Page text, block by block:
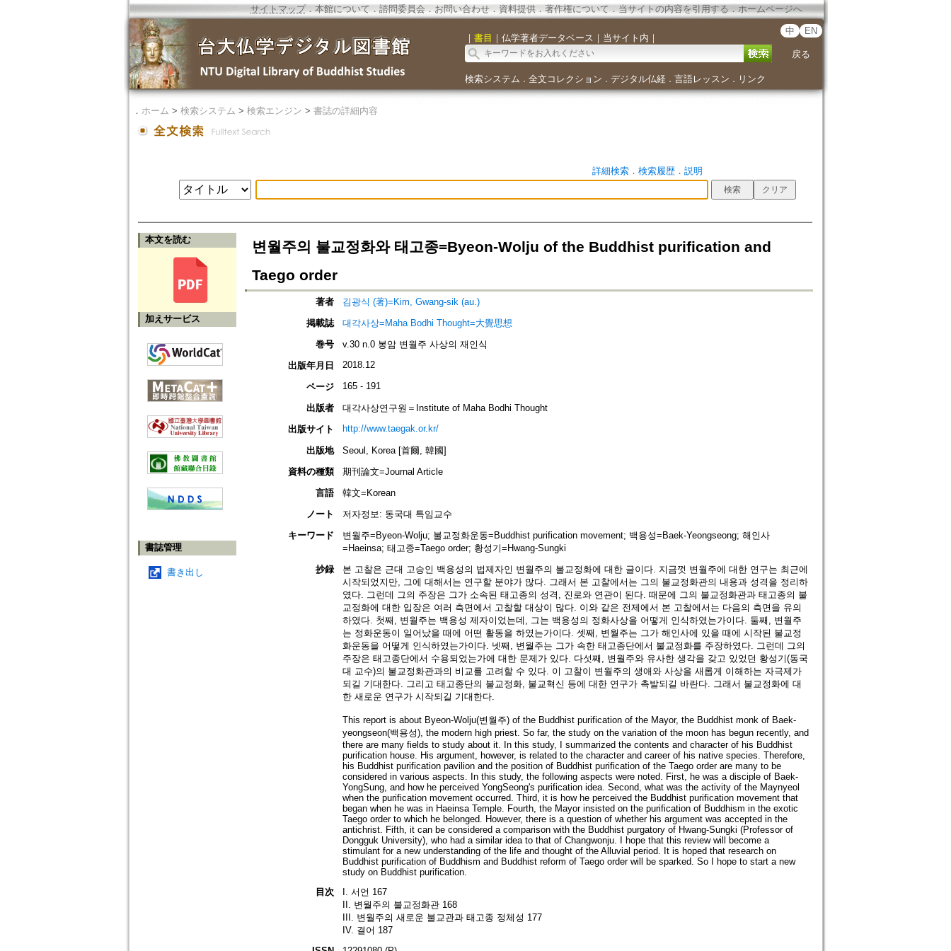
サイトマップ．本館について ． 諮問委員会． お問い合わせ． 資料提供． 著作権について．当サイトの内容を引用する ． ホームページへ
｜ 書目 ｜ 仏学著者データベース ｜ 当サイト内 ｜
中 EN
戻る
検索システム ． 全文コレクション ． デジタル仏経． 言語レッスン ． リンク
． ホーム > 検索システム > 検索エンジン > 書誌の詳細内容
詳細検索． 検索履歴． 説明
本文を読む
加えサービス
書誌管理
書き出し
변월주의 불교정화와 태고종=Byeon-Wolju of the Buddhist purification and
Taego order
著者
김광식 (著)=Kim, Gwang-sik (au.)
掲載誌
대각사상=Maha Bodhi Thought=大覺思想
巻号
v.30 n.0 봉암 변월주 사상의 재인식
出版年月日
2018.12
ページ 165 - 191
出版者
대각사상연구원＝Institute of Maha Bodhi Thought
出版サイト
http://www.taegak.or.kr/
出版地
Seoul, Korea [首爾, 韓國]
資料の種類
期刊論文=Journal Article
言語
韓文=Korean
ノート
저자정보: 동국대 특임교수
キーワード
변월주=Byeon-Wolju; 불교정화운동=Buddhist purification movement; 백용성=Baek-Yeongseong; 해인사
=Haeinsa; 태고종=Taego order; 황성기=Hwang-Sungki
抄録
본 고찰은 근대 고승인 백용성의 법제자인 변월주의 불교정화에 대한 글이다. 지금껏 변월주에 대한 연구는 최근에
시작되었지만, 그에 대해서는 연구할 분야가 많다. 그래서 본 고찰에서는 그의 불교정화관의 내용과 성격을 정리하
였다. 그런데 그의 주장은 그가 소속된 태고종의 성격, 진로와 연관이 된다. 때문에 그의 불교정화관과 태고종의 불
교정화에 대한 입장은 여러 측면에서 고찰할 대상이 많다. 이와 같은 전제에서 본 고찰에서는 다음의 측면을 유의
하였다. 첫째, 변월주는 백용성 제자이었는데, 그는 백용성의 정화사상을 어떻게 인식하였는가이다. 둘째, 변월주
는 정화운동이 일어났을 때에 어떤 활동을 하였는가이다. 셋째, 변월주는 그가 해인사에 있을 때에 시작된 불교정
화운동을 어떻게 인식하였는가이다. 넷째, 변월주는 그가 속한 태고종단에서 불교정화를 주장하였다. 그런데 그의
주장은 태고종단에서 수용되었는가에 대한 문제가 있다. 다섯째, 변월주와 유사한 생각을 갖고 있었던 황성기(동국
대 교수)의 불교정화관과의 비교를 고려할 수 있다. 이 고찰이 변월주의 생애와 사상을 새롭게 이해하는 자극제가
되길 기대한다. 그리고 태고종단의 불교정화, 불교혁신 등에 대한 연구가 촉발되길 바란다. 그래서 불교정화에 대
한 새로운 연구가 시작되길 기대한다.
This report is about Byeon-Wolju(변월주) of the Buddhist purification of the Mayor, the Buddhist monk of Baek-
yeongseon(백용성), the modern high priest. So far, the study on the variation of the moon has begun recently, and
there are many fields to study about it. In this study, I summarized the contents and character of his Buddhist
purification house. His argument, however, is related to the character and career of his native species. Therefore,
his Buddhist purification pavilion and the position of Buddhist purification of the Taego order are many to be
considered in various aspects. In this study, the following aspects were noted. First, he was a disciple of Baek-
YongSung, and how he perceived YongSeong's purification idea. Second, what was the activity of the Maynyeol
when the purification movement occurred. Third, it is how he perceived the Buddhist purification movement that
began when he was in Haeinsa Temple. Fourth, the Mayor insisted on the purification of Buddhism in the exotic
Taego order to which he belonged. However, there is a question of whether his argument was accepted in the
antichrist. Fifth, it can be considered a comparison with the Buddhist purgatory of Hwang-Sungki (Professor of
Dongguk University), who had a similar idea to that of Changwonju. I hope that this review will become a
stimulant for a new understanding of the life and thought of the Alluvial period. It is hoped that research on
Buddhist purification of Buddhism and Buddhist reform of Taego order will be sparked. So I hope to start a new
study on Buddhist purification.
目次
I. 서언 167
II. 변월주의 불교정화관 168
III. 변월주의 새로운 불교관과 태고종 정체성 177
IV. 결어 187